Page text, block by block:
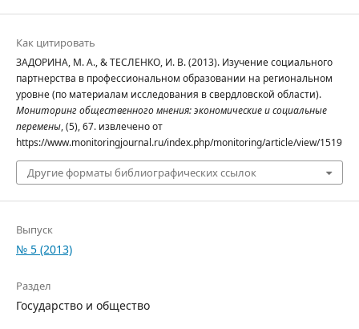
Как цитировать
ЗАДОРИНА, М. А., & ТЕСЛЕНКО, И. В. (2013). Изучение социального
партнерства в профессиональном образовании на региональном
уровне (по материалам исследования в свердловской области).
Мониторинг общественного мнения: экономические и социальные
перемены, (5), 67. извлечено от
https://www.monitoringjournal.ru/index.php/monitoring/article/view/1519
Другие форматы библиографических ссылок
Выпуск
№ 5 (2013)
Раздел
Государство и общество